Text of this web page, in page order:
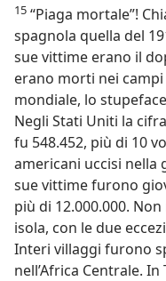
15 “Piaga mortale”!
spagnola quella del
sue vittime erano il
erano morti nei
mondiale, lo
Negli Stati Uniti la
fu 548.452, più di 10
americani uccisi nella
sue vittime furono
più di 12.000.000.
isola, con le due
Interi villaggi furono
nell’Africa Centrale.